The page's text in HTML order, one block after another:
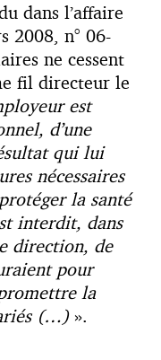
dans l’affaire
2008, n° 06-
ne cessent
fil directeur le
est
d’une
qui lui
nécessaires
la santé
interdit, dans
direction, de
pour
la
(…)».